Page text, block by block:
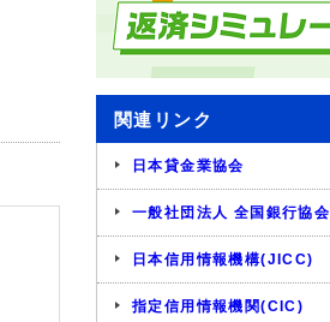
関連リンク
日本貸金業協会
一般社団法人 全国銀行協会
日本信用情報機構(JICC)
指定信用情報機関(CIC)